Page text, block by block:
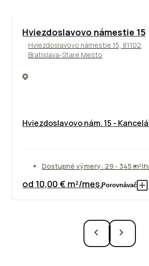
ODPORÚČAME
Hviezdoslavovo námestie 15
Hviezdoslavovo námestie 15, 81102
Bratislava-Staré Mesto
Hviezdoslavovo nám. 15 -
Dostupné výmery: 29 - 345 m²
od 10,00 € m²/mes.Porovnávač